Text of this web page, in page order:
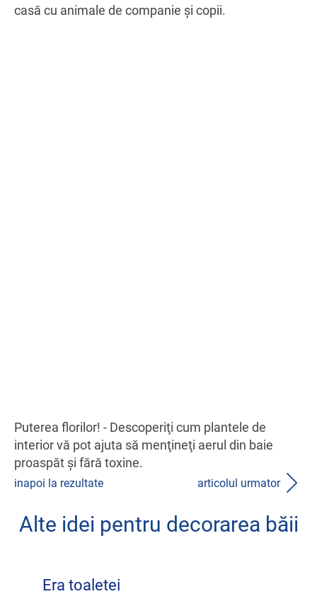
casă cu animale de companie şi copii.
Puterea florilor! - Descoperiţi cum plantele de
interior vă pot ajuta să menţineţi aerul din baie
proaspăt şi fără toxine.
inapoi la rezultate articolul urmator
Alte idei pentru decorarea băii
Era toaletei